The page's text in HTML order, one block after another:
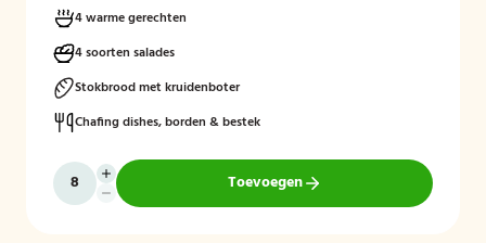
bedrijfsbijeenkomsten en andere gelegenheden, en biedt een
gevarieerde keuze aan salades, warme vleesgerechten en
bijgerechten, zodat er voor iedere gast iets lekkers bij zit. Het buffet
wordt verzorgd geleverd en is bedoeld om gasten op een
toegankelijke en smakelijke manier te laten genieten van een typisch
Hollands buffetconcept.
4 warme gerechten
4 soorten salades
Stokbrood met kruidenboter
Chafing dishes, borden & bestek
Toevoegen